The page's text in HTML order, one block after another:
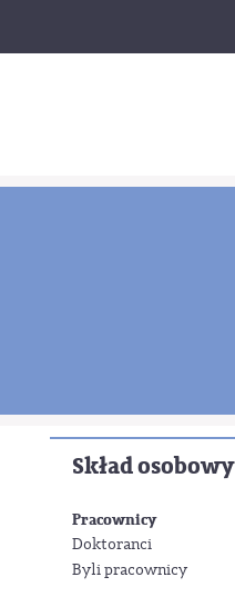
Skład osobowy
Pracownicy
Doktoranci
Byli pracownicy